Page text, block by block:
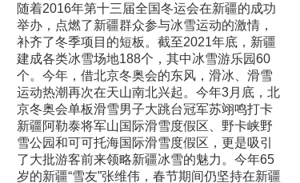
随着2016年第十三届全国冬运会在新疆的成功
举办，点燃了新疆群众参与冰雪运动的激情，
补齐了冬季项目的短板。截至2021年底，新疆
建成各类冰雪场地188个，其中冰雪游乐园60
个。今年，借北京冬奥会的东风，滑冰、滑雪
运动热潮再次在天山南北兴起。今年3月底，北
京冬奥会单板滑雪男子大跳台冠军苏翊鸣打卡
新疆阿勒泰将军山国际滑雪度假区、野卡峡野
雪公园和可可托海国际滑雪度假区，更是吸引
了大批游客前来领略新疆冰雪的魅力。今年65
岁的新疆“雪友”张维伟，春节期间仍坚持在新疆